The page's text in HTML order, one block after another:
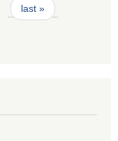
last »